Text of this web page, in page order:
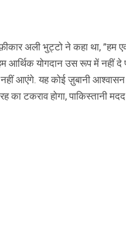
अली भुट्टो ने कहा था, ”हम
योगदान उस रूप में नहीं दे
आएंगे. यह कोई ज़ुबानी
टकराव होगा, पाकिस्तानी